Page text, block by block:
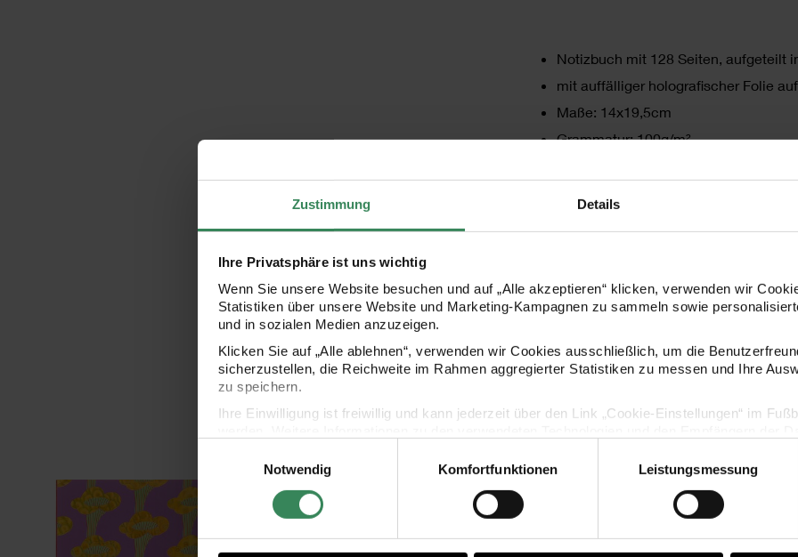
Zustimmung Details
Ihre Privatsphäre ist uns wichtig
Wenn Sie unsere Website besuchen und auf „Alle akzeptieren“ klicken, verwenden wir
Statistiken über unsere Website und Marketing-Kampagnen zu sammeln sowie
und in sozialen Medien anzuzeigen.
Klicken Sie auf „Alle ablehnen“, verwenden wir Cookies ausschließlich, um die
sicherzustellen, die Reichweite im Rahmen aggregierter Statistiken zu messen und Ihre
zu speichern.
Ihre Einwilligung ist freiwillig und kann jederzeit über den Link „Cookie-Einstellungen“ im
Impressum
Datenschutz Vertrag widerrufen
Notwendig
Komfortfunktionen Leistungsmessung
Notizbuch mit 128 Seiten, aufgeteilt
mit auffälliger holografischer Folie
Maße: 14x19,5cm
Grammatur: 100g/m²
KAUFEMPFEHLUNG
mehrfarbig 6 Farben
Paper Poetry Notizbuch Shrooom PfifferlingePaper Poetry Etui Irisierend Paper Poetry Etui Irisierend